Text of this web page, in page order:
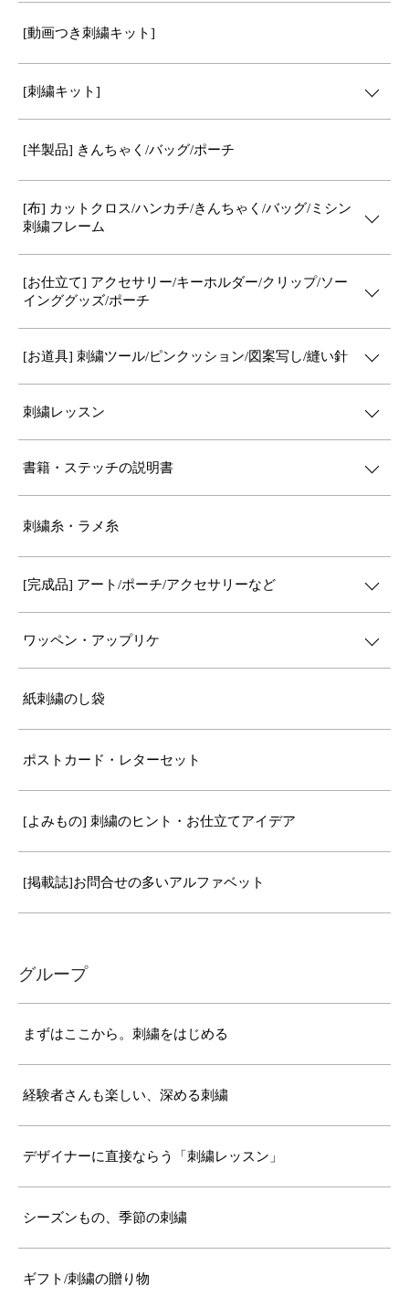
[動画つき刺繍キット]
[刺繍キット]
[半製品] きんちゃく/バッグ/ポーチ
[布] カットクロス/ハンカチ/きんちゃく/バッグ/ミシン
刺繍フレーム
[お仕立て] アクセサリー/キーホルダー/クリップ/ソー
インググッズ/ポーチ
[お道具] 刺繍ツール/ピンクッション/図案写し/縫い針
刺繍レッスン
書籍・ステッチの説明書
刺繍糸・ラメ糸
[完成品] アート/ポーチ/アクセサリーなど
ワッペン・アップリケ
紙刺繍のし袋
ポストカード・レターセット
[よみもの] 刺繍のヒント・お仕立てアイデア
[掲載誌]お問合せの多いアルファベット
グループ
まずはここから。刺繍をはじめる
経験者さんも楽しい、深める刺繍
デザイナーに直接ならう「刺繍レッスン」
シーズンもの、季節の刺繍
ギフト/刺繍の贈り物